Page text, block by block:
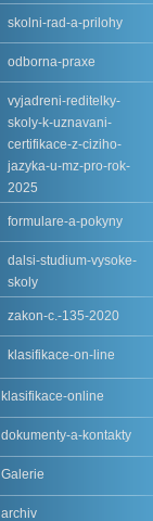
skolni-rad-a-prilohy
odborna-praxe
vyjadreni-reditelky-
skoly-k-uznavani-
certifikace-z-ciziho-
jazyka-u-mz-pro-rok-
2025
formulare-a-pokyny
dalsi-studium-vysoke-
skoly
zakon-c.-135-2020
klasifikace-on-line
klasifikace-online
dokumenty-a-kontakty
Galerie
archiv